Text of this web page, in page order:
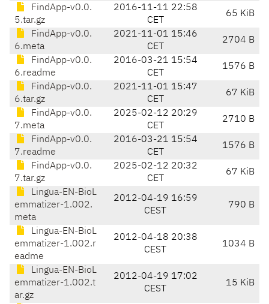
FindApp-v0.0.
5.tar.gz
2016-11-11 22:58
CET
65 KiB
FindApp-v0.0.
6.meta
2021-11-01 15:46
CET
2704 B
FindApp-v0.0.
6.readme
2016-03-21 15:54
CET
1576 B
FindApp-v0.0.
6.tar.gz
2021-11-01 15:47
CET
67 KiB
FindApp-v0.0.
7.meta
2025-02-12 20:29
CET
2710 B
FindApp-v0.0.
7.readme
2016-03-21 15:54
CET
1576 B
FindApp-v0.0.
7.tar.gz
2025-02-12 20:32
CET
67 KiB
Lingua-EN-BioL
emmatizer-1.002.
meta
2012-04-19 16:59
CEST
790 B
Lingua-EN-BioL
emmatizer-1.002.r
eadme
2012-04-18 20:38
CEST
1034 B
Lingua-EN-BioL
emmatizer-1.002.t
ar.gz
2012-04-19 17:02
CEST
15 KiB